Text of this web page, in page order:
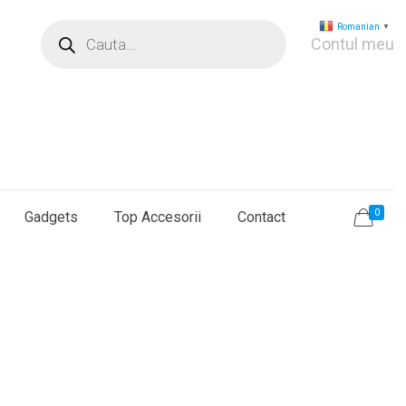
search
Contul meu
Gadgets Top Accesorii Contact 0
Romanian ▼